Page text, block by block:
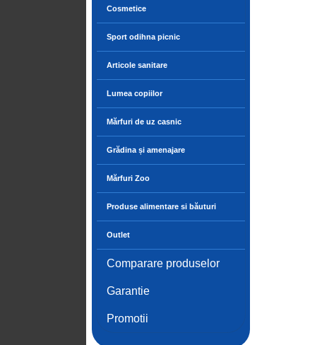
Cosmetice
Sport odihna picnic
Articole sanitare
Lumea copiilor
Mărfuri de uz casnic
Grădina și amenajare
Mărfuri Zoo
Produse alimentare si băuturi
Outlet
Comparare produselor
Garantie
Promotii